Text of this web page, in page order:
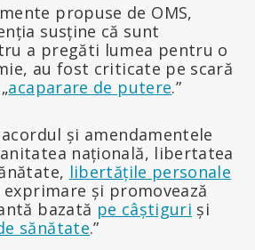
propuse de OMS,
susține că sunt
a pregăti lumea pentru o
au fost criticate pe scară
acaparare de putere.”
și amendamentele
națională, libertatea
libertățile personale
și promovează
bazată pe câștiguri și
sănătate.”